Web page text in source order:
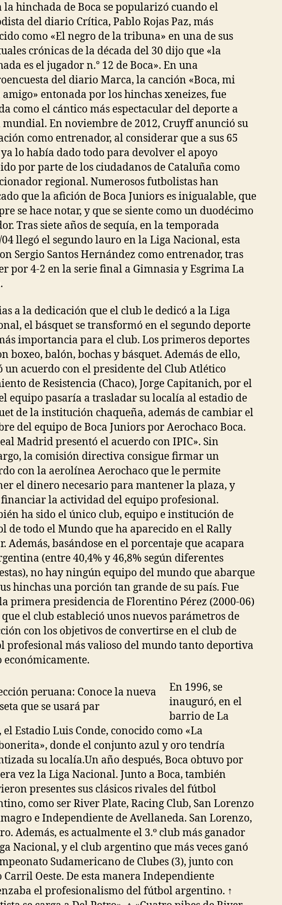
la hinchada de Boca se popularizó cuando el
del diario Crítica, Pablo Rojas Paz, más
como «El negro de la tribuna» en una de sus
crónicas de la década del 30 dijo que «la
es el jugador n.° 12 de Boca». En una
del diario Marca, la canción «Boca, mi
entonada por los hinchas xeneizes, fue
como el cántico más espectacular del deporte a
En noviembre de 2012, Cruyff anunció su
como entrenador, al considerar que a sus 65
lo había dado todo para devolver el apoyo
por parte de los ciudadanos de Cataluña como
regional. Numerosos futbolistas han
que la afición de Boca Juniors es inigualable, que
se hace notar, y que se siente como un duodécimo
Tras siete años de sequía, en la temporada
llegó el segundo lauro en la Liga Nacional, esta
Sergio Santos Hernández como entrenador, tras
por 4-2 en la serie final a Gimnasia y Esgrima La
a la dedicación que el club le dedicó a la Liga
el básquet se transformó en el segundo deporte
importancia para el club. Los primeros deportes
boxeo, balón, bochas y básquet. Además de ello,
un acuerdo con el presidente del Club Atlético
de Resistencia (Chaco), Jorge Capitanich, por el
equipo pasaría a trasladar su localía al estadio de
de la institución chaqueña, además de cambiar el
del equipo de Boca Juniors por Aerochaco Boca.
Madrid presentó el acuerdo con IPIC». Sin
la comisión directiva consigue firmar un
con la aerolínea Aerochaco que le permite
el dinero necesario para mantener la plaza, y
la actividad del equipo profesional.
ha sido el único club, equipo e institución de
de todo el Mundo que ha aparecido en el Rally
Además, basándose en el porcentaje que acapara
(entre 40,4% y 46,8% según diferentes
no hay ningún equipo del mundo que abarque
hinchas una porción tan grande de su país. Fue
primera presidencia de Florentino Pérez (2000-06)
el club estableció unos nuevos parámetros de
con los objetivos de convertirse en el club de
profesional más valioso del mundo tanto deportiva
económicamente.
En 1996, se
inauguró, en el
barrio de La
el Estadio Luis Conde, conocido como «La
donde el conjunto azul y oro tendría
su localía.Un año después, Boca obtuvo por
vez la Liga Nacional. Junto a Boca, también
presentes sus clásicos rivales del fútbol
como ser River Plate, Racing Club, San Lorenzo
e Independiente de Avellaneda. San Lorenzo,
Además, es actualmente el 3.º club más ganador
Nacional, y el club argentino que más veces ganó
Sudamericano de Clubes (3), junto con
Carril Oeste. De esta manera Independiente
el profesionalismo del fútbol argentino. ↑